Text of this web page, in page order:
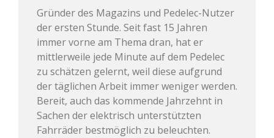
Gründer des Magazins und Pedelec-Nutzer
der ersten Stunde. Seit fast 15 Jahren
immer vorne am Thema dran, hat er
mittlerweile jede Minute auf dem Pedelec
zu schätzen gelernt, weil diese aufgrund
der täglichen Arbeit immer weniger werden.
Bereit, auch das kommende Jahrzehnt in
Sachen der elektrisch unterstützten
Fahrräder bestmöglich zu beleuchten.